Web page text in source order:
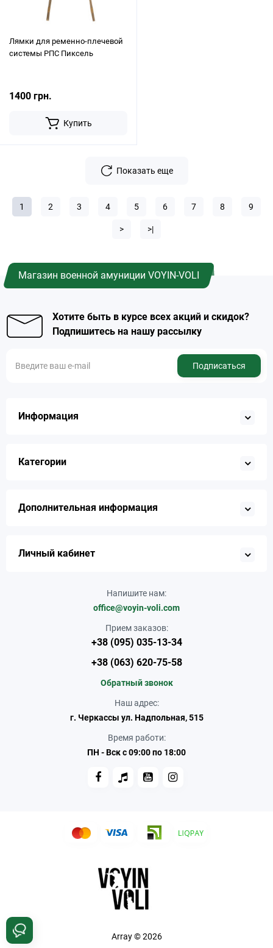
Лямки для ременно-плечевой
системы РПС Пиксель
1400 грн.
Купить
Показать еще
1 2 3 4 5 6 7 8 9
> >|
Магазин военной амуниции VOYIN-VOLI
Хотите быть в курсе всех акций и скидок?
Подпишитесь на нашу рассылку
Подписаться
Информация
Категории
Дополнительная информация
Личный кабинет
Напишите нам:
office@voyin-voli.com
Прием заказов:
+38 (095) 035-13-34
+38 (063) 620-75-58
Обратный звонок
Наш адрес:
г. Черкассы ул. Надпольная, 515
Время работи:
ПН - Вск с 09:00 по 18:00
Array © 2026